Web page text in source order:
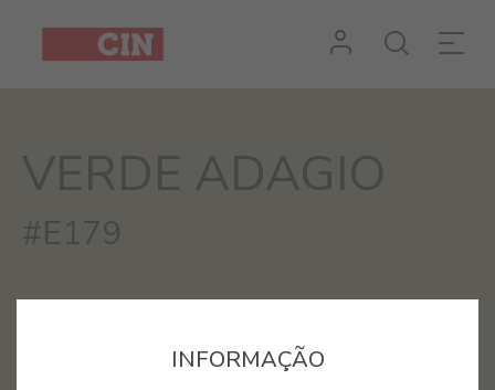
Cor
Verde
VERDE ADAGIO
#E179
INFORMAÇÃO